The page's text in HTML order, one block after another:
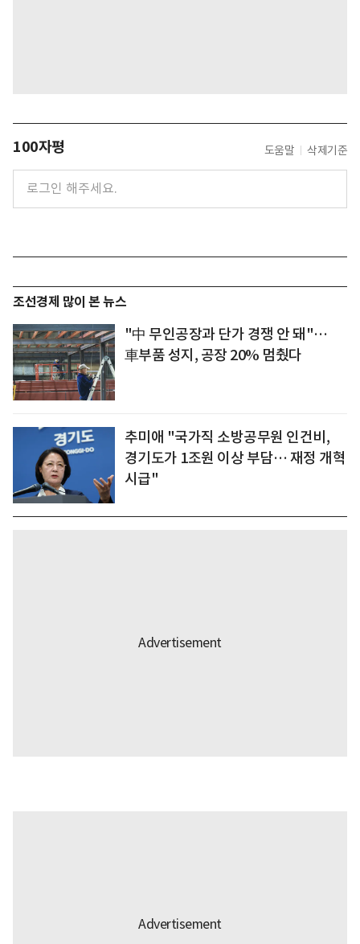
100자평 도움말 삭제기준
조선경제 많이 본 뉴스
"中 무인공장과 단가 경쟁 안 돼"…
車부품 성지, 공장 20% 멈췄다
추미애 "국가직 소방공무원 인건비,
경기도가 1조원 이상 부담… 재정 개혁
시급"